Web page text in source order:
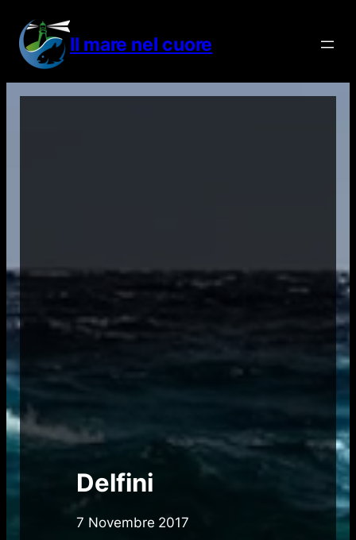
contenuto
Il mare nel cuore
Delfini
7 Novembre 2017